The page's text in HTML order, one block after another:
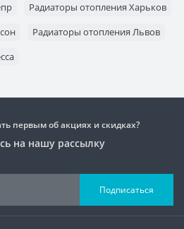
Радиаторы отопления Харьков
Радиаторы отопления Львов
первым об акциях и скидках?
на нашу рассылку
Подписаться